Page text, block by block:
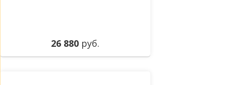
26 880 руб.